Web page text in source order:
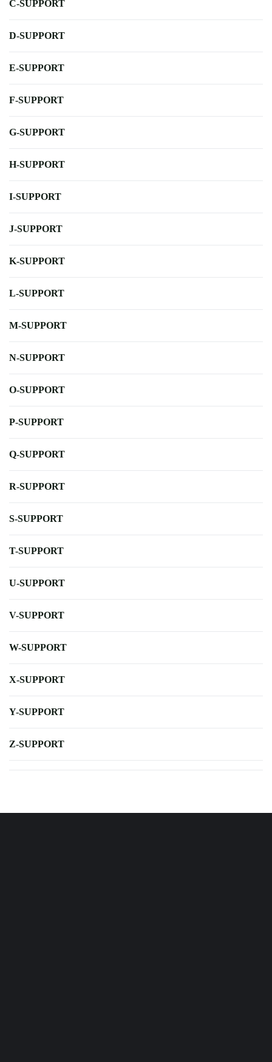
C-SUPPORT
D-SUPPORT
E-SUPPORT
F-SUPPORT
G-SUPPORT
H-SUPPORT
I-SUPPORT
J-SUPPORT
K-SUPPORT
L-SUPPORT
M-SUPPORT
N-SUPPORT
O-SUPPORT
P-SUPPORT
Q-SUPPORT
R-SUPPORT
S-SUPPORT
T-SUPPORT
U-SUPPORT
V-SUPPORT
W-SUPPORT
X-SUPPORT
Y-SUPPORT
Z-SUPPORT